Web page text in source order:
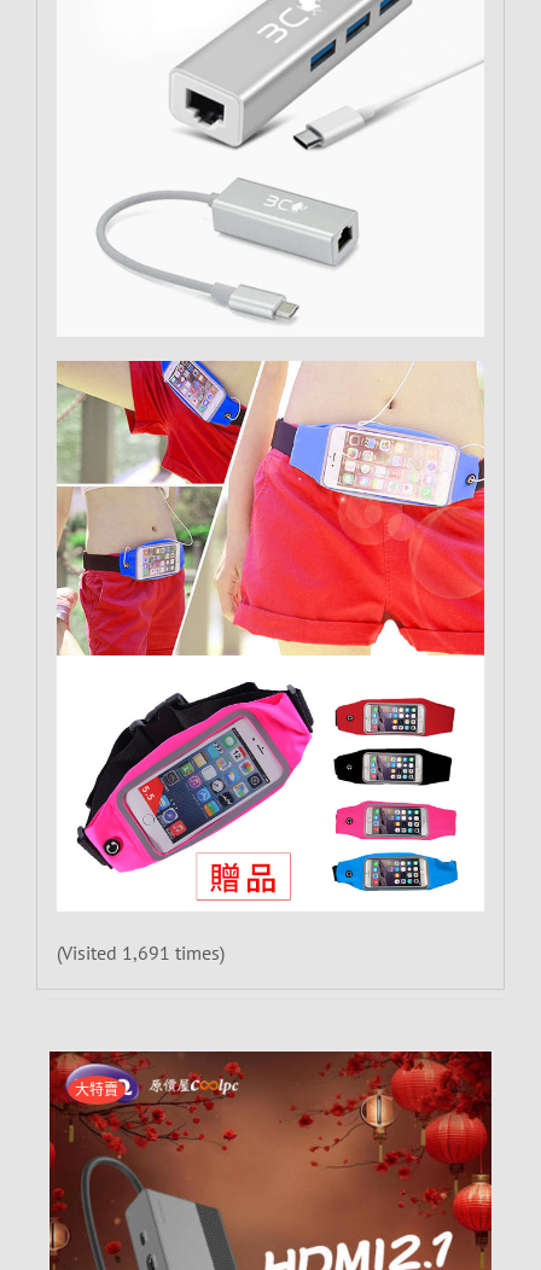
(Visited 1,691 times)
大特賣